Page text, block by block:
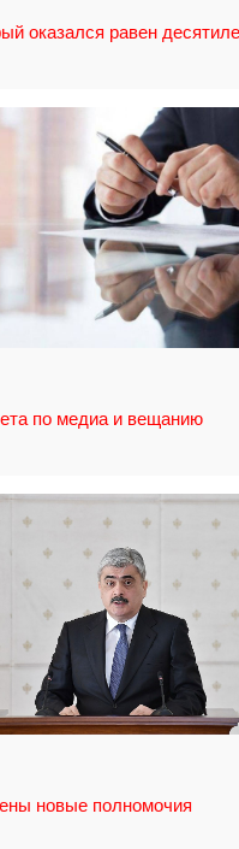
оказался равен
по медиа и вещанию
новые полномочия